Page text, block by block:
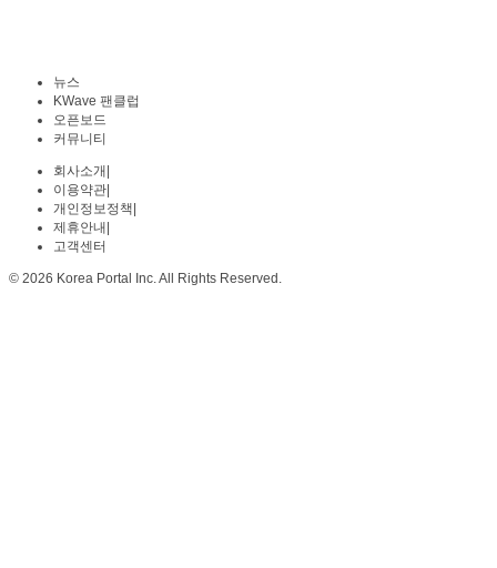
뉴스
KWave 팬클럽
오픈보드
커뮤니티
회사소개
이용약관
개인정보정책
제휴안내
고객센터
© 2026 Korea Portal Inc. All Rights Reserved.